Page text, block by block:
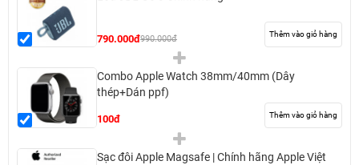
790.000đ990.000đ Thêm vào giỏ hàng
Combo Apple Watch 38mm/40mm (Dây
thép+Dán ppf)
100đ Thêm vào giỏ hàng
Sạc đôi Apple Magsafe | Chính hãng Apple Việt